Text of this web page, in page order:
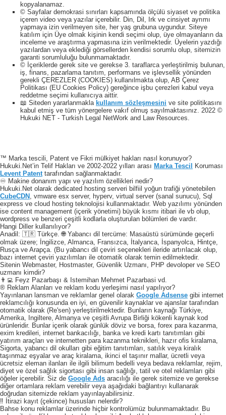
kopyalanamaz.
© Sayfalar demokrasi sınırları kapsamında ölçülü siyaset ve politika
içeren video veya yazılar içerebilir. Din, Dil, Irk ve cinsiyet ayrımı
yapmaya izin verilmeyen site, her yaş grubuna uygundur. Siteye
katılım için Üye olmak kişinin kendi seçimi olup, üye olmayanların da
inceleme ve araştırma yapmasına izin verilmektedir. Üyelerin yazdığı
yazılardan veya eklediği görsellerden kendisi sorumlu olup, sitemizin
garanti sorumluluğu bulunmamaktadır.
© İçeriklerde gerek site ve gerekse 3. taraflarca yerleştirilmiş bulunan,
iş, finans, pazarlama tanıtım, performans ve işlevsellik yönünden
gerekli ÇEREZLER (COOKIES) kullanılmakta olup, AB Çerez
Politikası (EU Cookies Policy) gereğince işbu çerezleri kabul veya
reddetme seçimi kullanıcıya aittir.
📖 Siteden yararlanmakla kullanım sözleşmesini ve site politikasını
kabul etmiş ve tüm yönergelere vakıf olmuş sayılmaktasınız. 2022 ©
Hukuki NET - Turkish Legal NetWork and Law Resources.
™ Marka tescili, Patent ve Fikri mülkiyet hakları nasıl korunuyor?
Hukuki.Net’in Telif Hakları ve 2002-2022 yılları arası Marka Tescil
Koruması
Levent Patenttarafından sağlanmaktadır.
♾️ Makine donanım yapı ve yazılım özellikleri nedir?
Hukuki.Net olarak dedicated hosting serveri bilfiil yoğun trafiği yönetebilen
CubeCDN , vmware esx server, hyperv, virtual server (sanal sunucu), Sql
express ve cloud hosting teknolojisi kullanmaktadır. Web yazılımı yönünden
ise content management (içerik yönetimi) büyük kısmı itibari ile vb olup,
wordpress ve benzeri çeşitli kodlarla oluşturulan bölümleri de vardır.
Hangi Diller kullanılıyor?
Anadil: 🇹🇷 Türkçe. 🌐 Yabancı dil tercüme: Masaüstü sürümünde geçerli
olmak üzere; İngilizce, Almanca, Fransızca, İtalyanca, İspanyolca, Hintçe,
Rusça ve Arapça. (Bu yabancı dil çeviri seçenekleri ileride artırılacak olup,
bazı internet çeviri yazılımları ile otomatik olarak temin edilmektedir.
Sitenin Webmaster, Hostmaster, Güvenlik Uzmanı, PHP devoloper ve SEO
uzmanı kimdir?
👨‍💻 Feyz Pazarbaşı & Istemihan Mehmet Pazarbasi vd.
® Reklam Alanları ve reklam kodu yerleşimi nasıl yapılıyor?
Yayınlanan lansman ve reklamlar genel olarak Google Adsense gibi internet
reklamcılığı konusunda en iyi, en güvenilir kaynaklar ve ajanslar tarafından
otomatik olarak (Re'sen) yerleştirilmektedir. Bunların kaynağı Türkiye,
Amerika, Ingiltere, Almanya ve çeşitli Avrupa Birliği kökenli kaynak kod
ürünleridir. Bunlar içerik olarak günlük döviz ve borsa, forex para kazanma,
exim kredileri, internet bankacılığı, banka ve kredi kartı tanıtımları gibi
yatırım araçları ve internetten para kazanma teknikleri, hazır ofis kiralama,
Sigorta, yabancı dil okulları gibi eğitim tanıtımları, satılık veya kiralık
taşınmaz eşyalar ve araç kiralama, ikinci el taşınır mallar, ücretli veya
ücretsiz eleman ilanları ile ilgili bilimum bedelli veya bedava reklamlar, rejim,
diyet ve özel sağlık sigortası gibi insan sağlığı, tatil ve otel reklamları gibi
öğeler içerebilir. Siz de Google Ads aracılığı ile gerek sitemize ve gerekse
diğer ortamlara reklam verebilir veya aşağıdaki bağlantıyı kullanarak
doğrudan sitemizde reklam yayınlayabilirsiniz.
‼️ İtirazi kayıt (çekince) hususları nelerdir?
Bahse konu reklamlar üzerinde hiçbir kontrolümüz bulunmamaktadır. Bu